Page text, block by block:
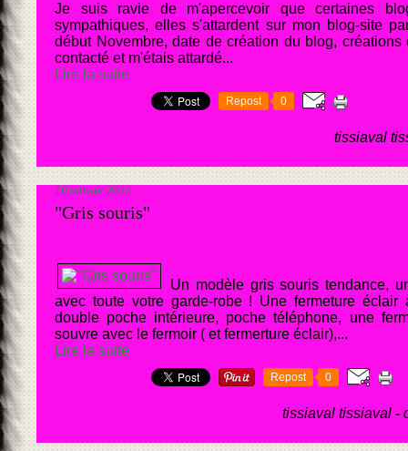
Je suis ravie de m'apercevoir que certaines
sympathiques, elles s'attardent sur mon blog-site
début Novembre, date de création du blog,
contacté et m'étais attardé...
Lire la suite
Repost 0
tissiaval
10 janvier 2012
"Gris souris"
Un modèle gris souris tendance,
avec toute votre garde-robe ! Une fermeture
double poche intérieure, poche téléphone, une
souvre avec le fermoir ( et fermerture éclair),...
Lire la suite
Repost 0
tissiaval tissiaval -